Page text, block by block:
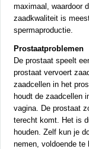
maximaal, waardoor
zaadkwaliteit is
spermaproductie.
Prostaatproblemen
De prostaat speelt
prostaat vervoert
zaadcellen in het
houdt de zaadcellen
vagina. De prostaat
terecht komt. Het is
houden. Zelf kun je
nemen, voldoende te